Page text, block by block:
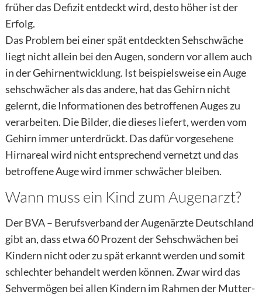
früher das Defizit entdeckt wird, desto höher ist der
Erfolg.
Das Problem bei einer spät entdeckten Sehschwäche
liegt nicht allein bei den Augen, sondern vor allem auch
in der Gehirnentwicklung. Ist beispielsweise ein Auge
sehschwächer als das andere, hat das Gehirn nicht
gelernt, die Informationen des betroffenen Auges zu
verarbeiten. Die Bilder, die dieses liefert, werden vom
Gehirn immer unterdrückt. Das dafür vorgesehene
Hirnareal wird nicht entsprechend vernetzt und das
betroffene Auge wird immer schwächer bleiben.
Wann muss ein Kind zum Augenarzt?
Der BVA – Berufsverband der Augenärzte Deutschland
gibt an, dass etwa 60 Prozent der Sehschwächen bei
Kindern nicht oder zu spät erkannt werden und somit
schlechter behandelt werden können. Zwar wird das
Sehvermögen bei allen Kindern im Rahmen der Mutter-